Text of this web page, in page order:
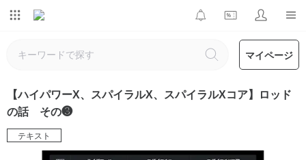
マイページ
【ハイパワーX、スパイラルX、スパイラルXコア】ロッド
の話 その❸
テキスト